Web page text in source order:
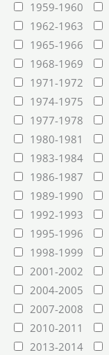
1959-1960
1962-1963
1965-1966
1968-1969
1971-1972
1974-1975
1977-1978
1980-1981
1983-1984
1986-1987
1989-1990
1992-1993
1995-1996
1998-1999
2001-2002
2004-2005
2007-2008
2010-2011
2013-2014